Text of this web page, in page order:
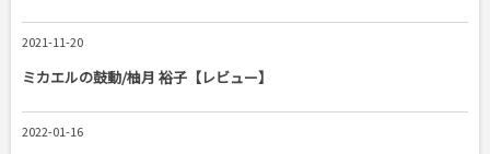
2021-11-20
ミカエルの鼓動/柚月 裕子【レビュー】
2022-01-16